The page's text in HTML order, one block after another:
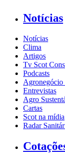
Notícias
Notícias
Clima
Artigos
Tv Scot
Podcasts
Agronegócio
Entrevistas
Agro
Cartas
Scot na mídia
Radar